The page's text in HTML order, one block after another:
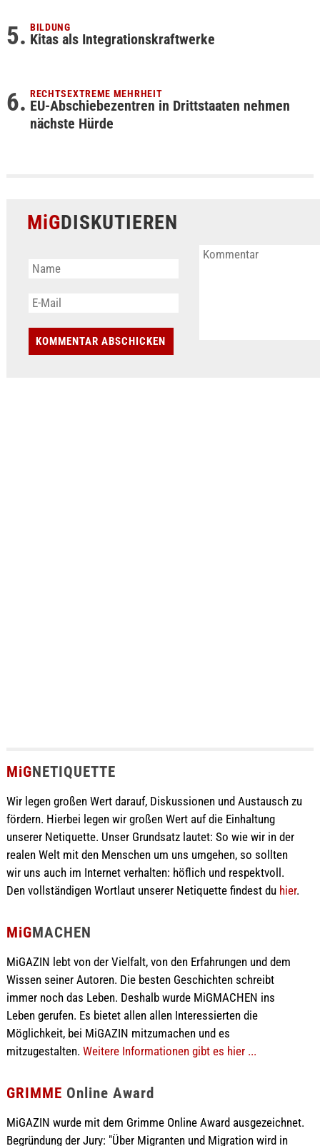
BILDUNG
Kitas als Integrationskraftwerke
RECHTSEXTREME MEHRHEIT
EU-Abschiebezentren in Drittstaaten nehmen
nächste Hürde
MiGDISKUTIEREN
MiGNETIQUETTE
Wir legen großen Wert darauf, Diskussionen und Austausch zu
fördern. Hierbei legen wir großen Wert auf die Einhaltung
unserer Netiquette. Unser Grundsatz lautet: So wie wir in der
realen Welt mit den Menschen um uns umgehen, so sollten
wir uns auch im Internet verhalten: höflich und respektvoll.
Den vollständigen Wortlaut unserer Netiquette findest du hier.
MiGMACHEN
MiGAZIN lebt von der Vielfalt, von den Erfahrungen und dem
Wissen seiner Autoren. Die besten Geschichten schreibt
immer noch das Leben. Deshalb wurde MiGMACHEN ins
Leben gerufen. Es bietet allen allen Interessierten die
Möglichkeit, bei MiGAZIN mitzumachen und es
mitzugestalten. Weitere Informationen gibt es hier ...
GRIMME Online Award
MiGAZIN wurde mit dem Grimme Online Award ausgezeichnet.
Begründung der Jury: "Über Migranten und Migration wird in